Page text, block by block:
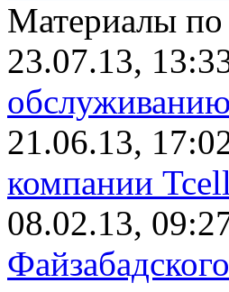
Материалы по
23.07.13,
21.06.13,
компании Tcell
08.02.13,